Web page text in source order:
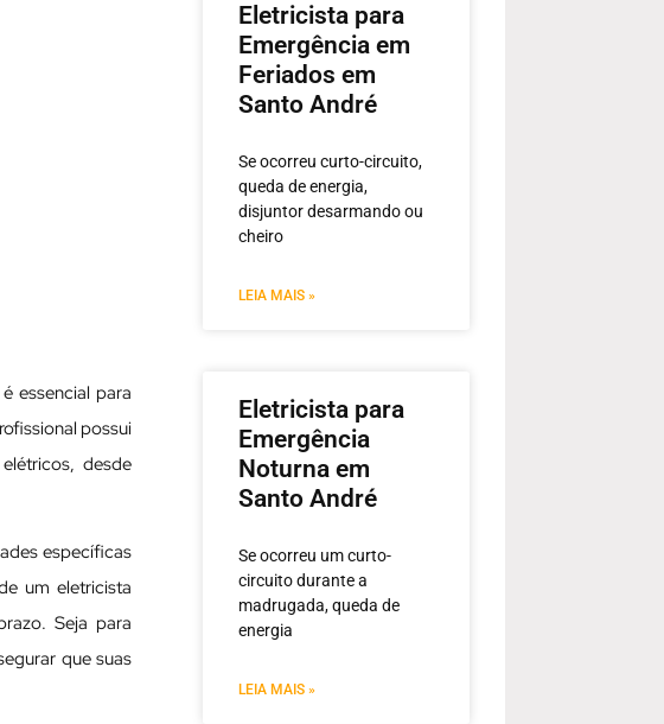
essencial para
possui
desde
específicas
um eletricista
Seja para
que suas
Eletricista para
Emergência em
Feriados em
Santo André
Se ocorreu curto-circuito,
queda de energia,
disjuntor desarmando ou
cheiro
LEIA MAIS »
Eletricista para
Emergência
Noturna em
Santo André
Se ocorreu um curto-
circuito durante a
madrugada, queda de
energia
LEIA MAIS »